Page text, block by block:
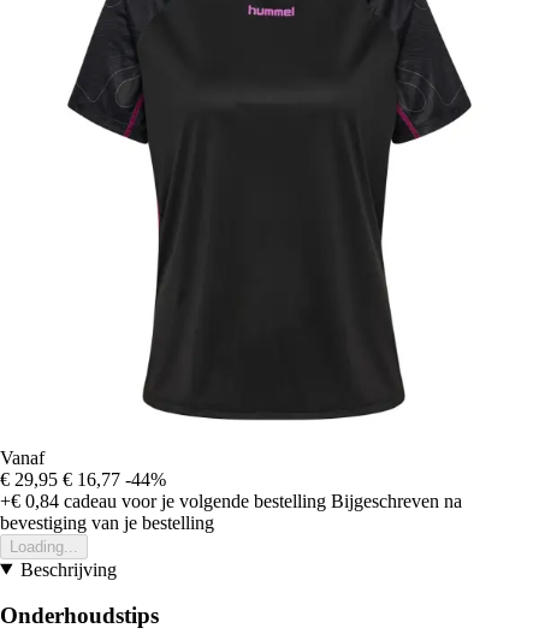
Vanaf
€ 29,95 € 16,77 -44%
+€ 0,84 cadeau voor je volgende bestelling Bijgeschreven na
bevestiging van je bestelling
Loading...
Beschrijving
Onderhoudstips